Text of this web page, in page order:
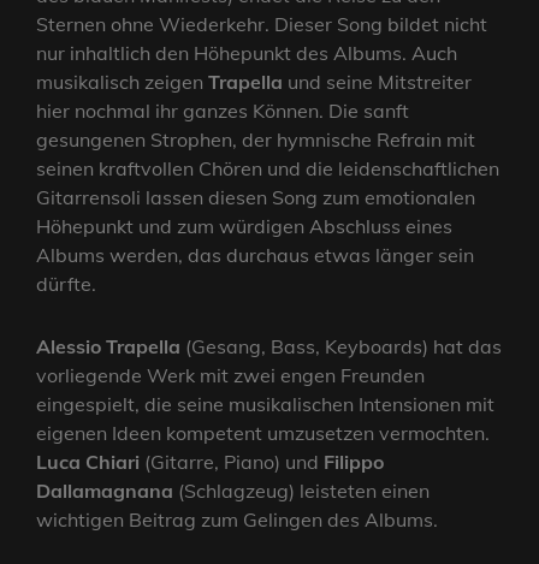
Sternen ohne Wiederkehr. Dieser Song bildet nicht
nur inhaltlich den Höhepunkt des Albums. Auch
musikalisch zeigen Trapella und seine Mitstreiter
hier nochmal ihr ganzes Können. Die sanft
gesungenen Strophen, der hymnische Refrain mit
seinen kraftvollen Chören und die leidenschaftlichen
Gitarrensoli lassen diesen Song zum emotionalen
Höhepunkt und zum würdigen Abschluss eines
Albums werden, das durchaus etwas länger sein
dürfte.
Alessio Trapella (Gesang, Bass, Keyboards) hat das
vorliegende Werk mit zwei engen Freunden
eingespielt, die seine musikalischen Intensionen mit
eigenen Ideen kompetent umzusetzen vermochten.
Luca Chiari (Gitarre, Piano) und Filippo
Dallamagnana (Schlagzeug) leisteten einen
wichtigen Beitrag zum Gelingen des Albums.